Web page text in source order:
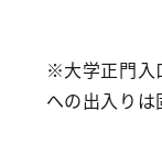
※大学正門入
への出入りは